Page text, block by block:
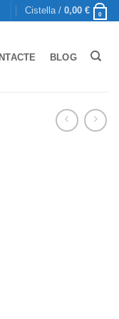
Cistella / 0,00 € 0
BLOG